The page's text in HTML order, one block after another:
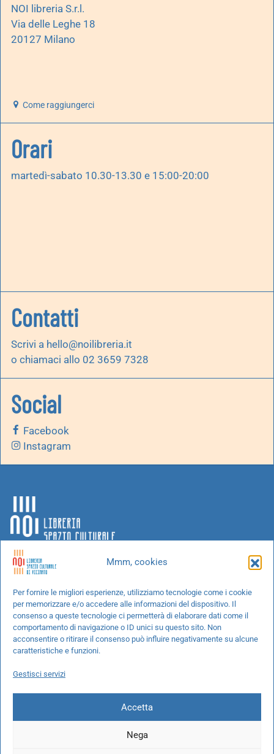
Mmm, cookies
Per fornire le migliori esperienze, utilizziamo tecnologie come i cookie
per memorizzare e/o accedere alle informazioni del dispositivo. Il
consenso a queste tecnologie ci permetterà di elaborare dati come il
comportamento di navigazione o ID unici su questo sito. Non
acconsentire o ritirare il consenso può influire negativamente su alcune
caratteristiche e funzioni.
Gestisci servizi
Accetta
Nega
NOI libreria S.r.l.
Via delle Leghe 18
20127 Milano
Come raggiungerci
Orari
martedì-sabato 10.30-13.30 e 15:00-20:00
Contatti
Scrivi a hello@noilibreria.it
o chiamaci allo 02 3659 7328
Social
Facebook
Instagram
Chi siamo
Progetti speciali
Richiedi un libro
Spedizioni
Cookie Policy